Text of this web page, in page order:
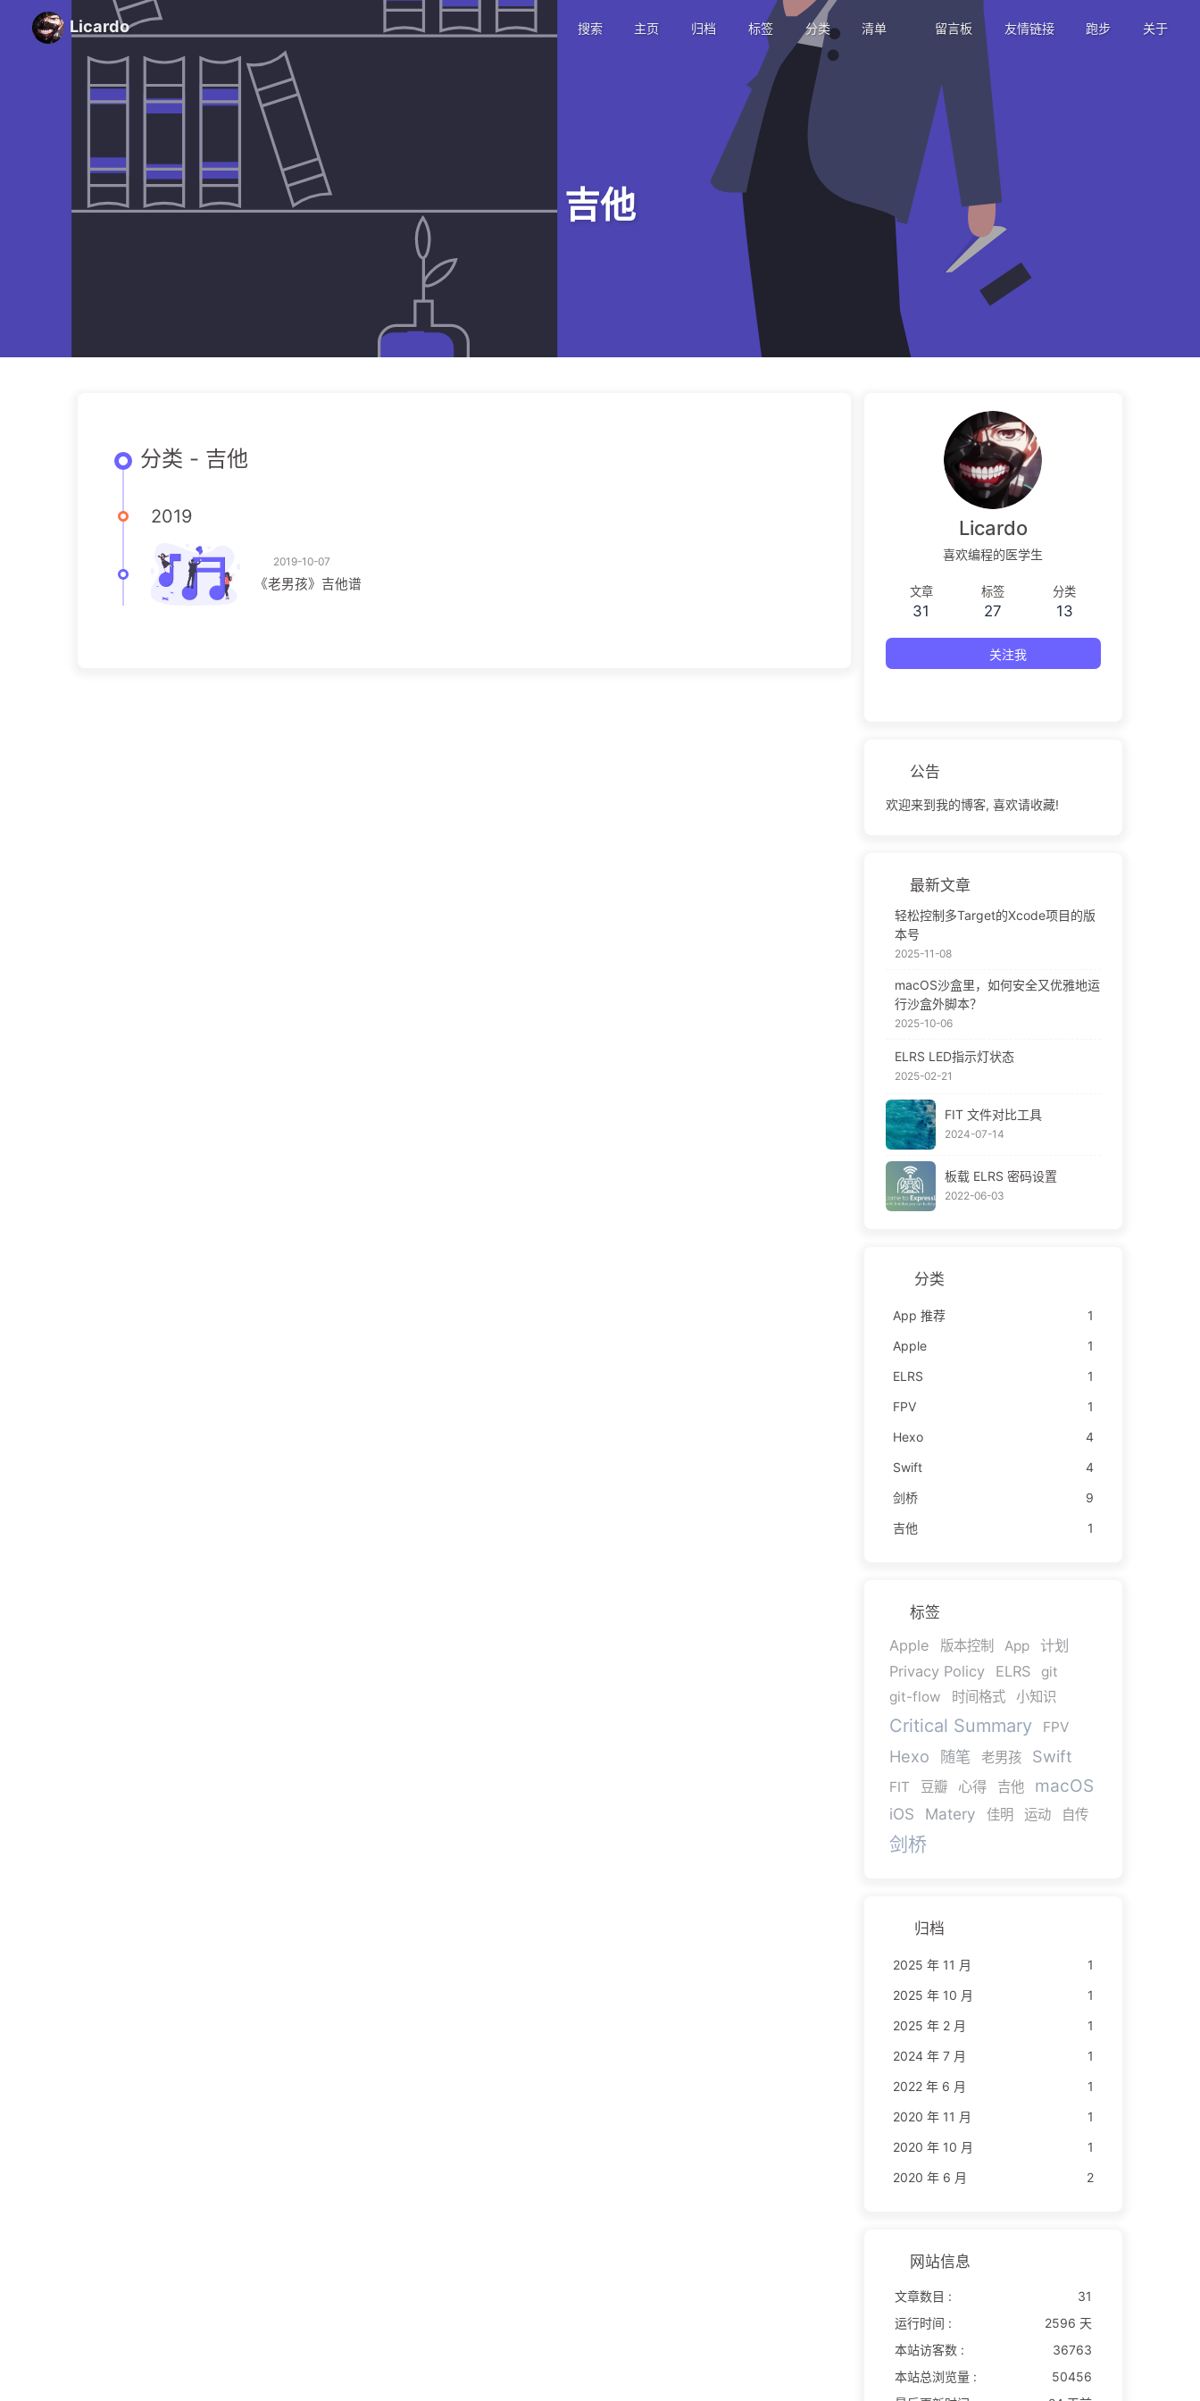
Licardo 搜索 主页 归档 标签 分类 清单 留言板 友情链接 跑步 关于
吉他
分类 - 吉他
2019
2019-10-07
《老男孩》吉他谱
Licardo
喜欢编程的医学生
文章
31
标签
27
分类
13
关注我
公告
欢迎来到我的博客, 喜欢请收藏!
最新文章
轻松控制多Target的Xcode项目的版
本号
2025-11-08
macOS沙盒里，如何安全又优雅地运
行沙盒外脚本？
2025-10-06
ELRS LED指示灯状态
2025-02-21
FIT 文件对比工具
2024-07-14
板载 ELRS 密码设置
2022-06-03
分类
App 推荐
1
Apple
1
ELRS
1
FPV
1
Hexo
4
Swift
4
剑桥
9
吉他
1
标签
Apple
版本控制 App
计划
Privacy Policy
ELRS
git
git-flow
时间格式 小知识
Critical Summary FPV
Hexo 随笔 老男孩 Swift
FIT 豆瓣 心得 吉他 macOS
iOS Matery 佳明 运动 自传
剑桥
归档
2025 年 11 月
1
2025 年 10 月
1
2025 年 2 月
1
2024 年 7 月
1
2022 年 6 月
1
2020 年 11 月
1
2020 年 10 月
1
2020 年 6 月
2
网站信息
文章数目 :
31
运行时间 :
2596 天
本站访客数 :
36763
本站总浏览量 :
50456